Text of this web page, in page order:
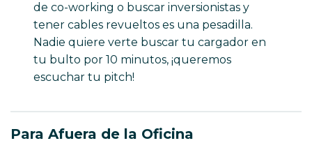
de co-working o buscar inversionistas y
tener cables revueltos es una pesadilla.
Nadie quiere verte buscar tu cargador en
tu bulto por 10 minutos, ¡queremos
escuchar tu pitch!
Para Afuera de la Oficina